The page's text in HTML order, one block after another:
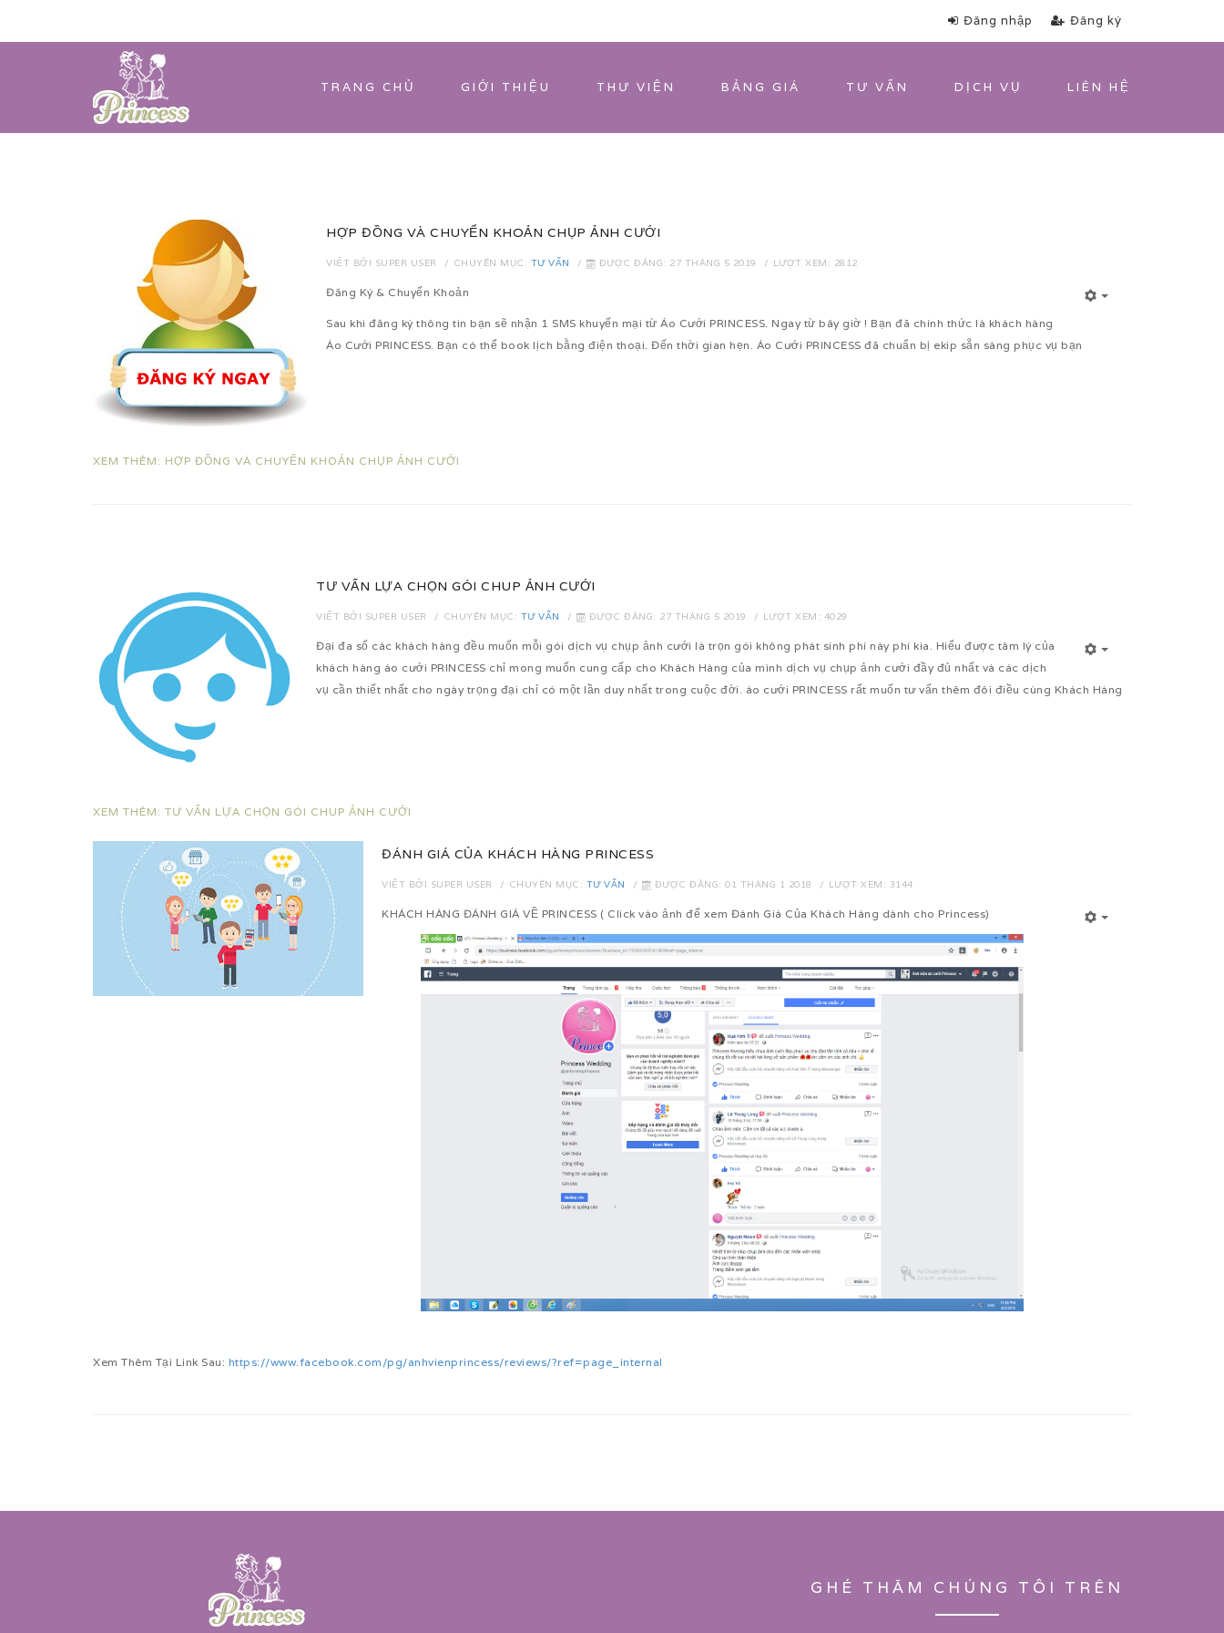
Đăng nhập Đăng ký
TRANG CHỦ GIỚI THIỆU THƯ VIỆN BẢNG GIÁ TƯ VẤN DỊCH VỤ LIÊN HỆ
HỢP ĐỒNG VÀ CHUYỂN KHOẢN CHỤP ẢNH CƯỚI
VIẾT BỞI SUPER USER CHUYÊN MỤC: TƯ VẤN ĐƯỢC ĐĂNG: 27 THÁNG 5 2019 LƯỢT XEM: 2812
Đăng Ký & Chuyển Khoản
Sau khi đăng ký thông tin bạn sẽ nhận 1 SMS khuyến mại từ Áo Cưới PRINCESS. Ngay từ bây giờ ! Bạn đã chính thức là khách hàng
Áo Cưới PRINCESS. Bạn có thể book lịch bằng điện thoại. Đến thời gian hẹn. Áo Cưới PRINCESS đã chuẩn bị ekip sẵn sàng phục vụ bạn
XEM THÊM: HỢP ĐỒNG VÀ CHUYỂN KHOẢN CHỤP ẢNH CƯỚI
TƯ VẤN LỰA CHỌN GÓI CHUP ẢNH CƯỚI
VIẾT BỞI SUPER USER CHUYÊN MỤC: TƯ VẤN ĐƯỢC ĐĂNG: 27 THÁNG 5 2019 LƯỢT XEM: 4029
Đại đa số các khách hàng đều muốn mỗi gói dịch vụ chụp ảnh cưới là trọn gói không phát sinh phí này phí kia. Hiểu được tâm lý của
khách hàng áo cưới PRINCESS chỉ mong muốn cung cấp cho Khách Hàng của mình dịch vụ chụp ảnh cưới đầy đủ nhất và các dịch
vụ cần thiết nhất cho ngày trọng đại chỉ có một lần duy nhất trong cuộc đời. áo cưới PRINCESS rất muốn tư vấn thêm đôi điều cùng Khách Hàng
XEM THÊM: TƯ VẤN LỰA CHỌN GÓI CHUP ẢNH CƯỚI
ĐÁNH GIÁ CỦA KHÁCH HÀNG PRINCESS
VIẾT BỞI SUPER USER CHUYÊN MỤC: TƯ VẤN ĐƯỢC ĐĂNG: 01 THÁNG 1 2018 LƯỢT XEM: 3144
KHÁCH HÀNG ĐÁNH GIÁ VỀ PRINCESS ( Click vào ảnh để xem Đánh Giá Của Khách Hàng dành cho Princess)
Xem Thêm Tại Link Sau: https://www.facebook.com/pg/anhvienprincess/reviews/?ref=page_internal
GHÉ THĂM CHÚNG TÔI TRÊN